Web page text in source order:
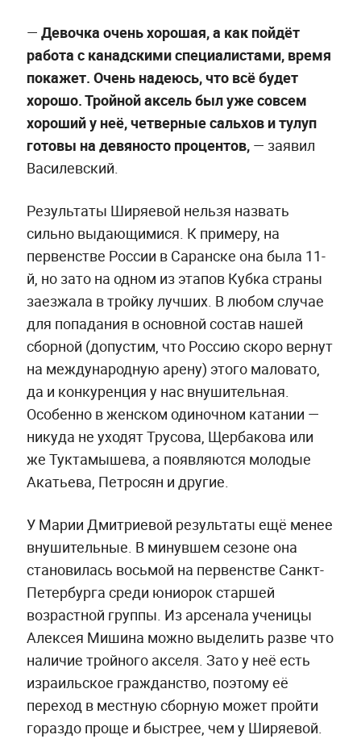
— Девочка очень хорошая, а как пойдёт
работа с канадскими специалистами, время
покажет. Очень надеюсь, что всё будет
хорошо. Тройной аксель был уже совсем
хороший у неё, четверные сальхов и тулуп
готовы на девяносто процентов,— заявил
Василевский.
Результаты Ширяевой нельзя назвать
сильно выдающимися. К примеру, на
первенстве России в Саранске она была 11-
й, но зато на одном из этапов Кубка страны
заезжала в тройку лучших. В любом случае
для попадания в основной состав нашей
сборной (допустим, что Россию скоро вернут
на международную арену) этого маловато,
да и конкуренция у нас внушительная.
Особенно в женском одиночном катании —
никуда не уходят Трусова, Щербакова или
же Туктамышева, а появляются молодые
Акатьева, Петросян и другие.
У Марии Дмитриевой результаты ещё менее
внушительные. В минувшем сезоне она
становилась восьмой на первенстве Санкт-
Петербурга среди юниорок старшей
возрастной группы. Из арсенала ученицы
Алексея Мишина можно выделить разве что
наличие тройного акселя. Зато у неё есть
израильское гражданство, поэтому её
переход в местную сборную может пройти
гораздо проще и быстрее, чем у Ширяевой.